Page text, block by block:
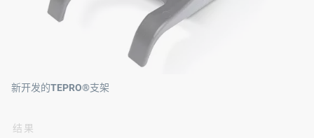
新开发的TEPRO®支架
结果